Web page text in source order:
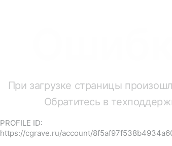
При загрузке страницы
Обратитесь в
PROFILE ID:
https://cgrave.ru/account/